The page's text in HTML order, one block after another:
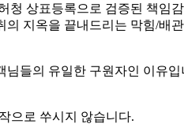
청 상표등록으로 검증된 책임
의 지옥을 끝내드리는 막힘/배관
님들의 유일한 구원자인 이유입
으로 쑤시지 않습니다.